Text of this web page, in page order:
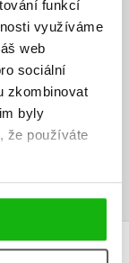
funkcí
využíváme
web
sociální
zkombinovat
byly
že používáte
hodnocení.
uživatelé